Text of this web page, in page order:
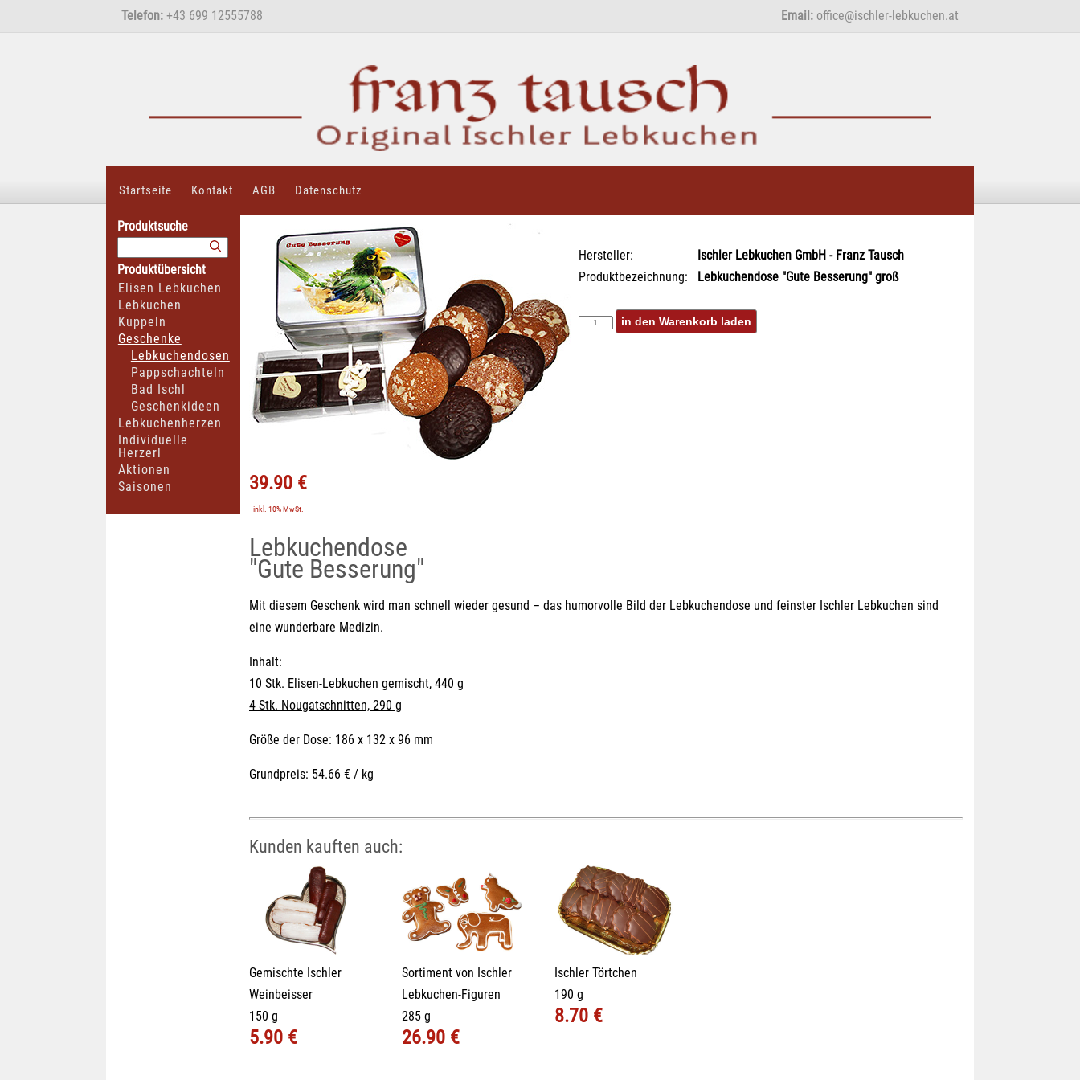
Telefon: +43 699 12555788 Email: office@ischler-lebkuchen.at
Startseite Kontakt AGB Datenschutz
Produktsuche
Produktübersicht
Elisen Lebkuchen
Lebkuchen
Kuppeln
Geschenke
Lebkuchendosen
Pappschachteln
Bad Ischl
Geschenkideen
Lebkuchenherzen
Individuelle
Herzerl
Aktionen
Saisonen
39.90 €
inkl. 10% MwSt.
Hersteller:
Ischler Lebkuchen GmbH - Franz Tausch
Produktbezeichnung:
Lebkuchendose "Gute Besserung" groß
Lebkuchendose
"Gute Besserung"
Mit diesem Geschenk wird man schnell wieder gesund – das humorvolle Bild der Lebkuchendose und feinster Ischler Lebkuchen sind
eine wunderbare Medizin.
Inhalt:
10 Stk. Elisen-Lebkuchen gemischt, 440 g
4 Stk. Nougatschnitten, 290 g
Größe der Dose: 186 x 132 x 96 mm
Grundpreis: 54.66 € / kg
Kunden kauften auch:
Gemischte Ischler
Weinbeisser
150 g
5.90 €
Sortiment von Ischler
Lebkuchen-Figuren
285 g
26.90 €
Ischler Törtchen
190 g
8.70 €